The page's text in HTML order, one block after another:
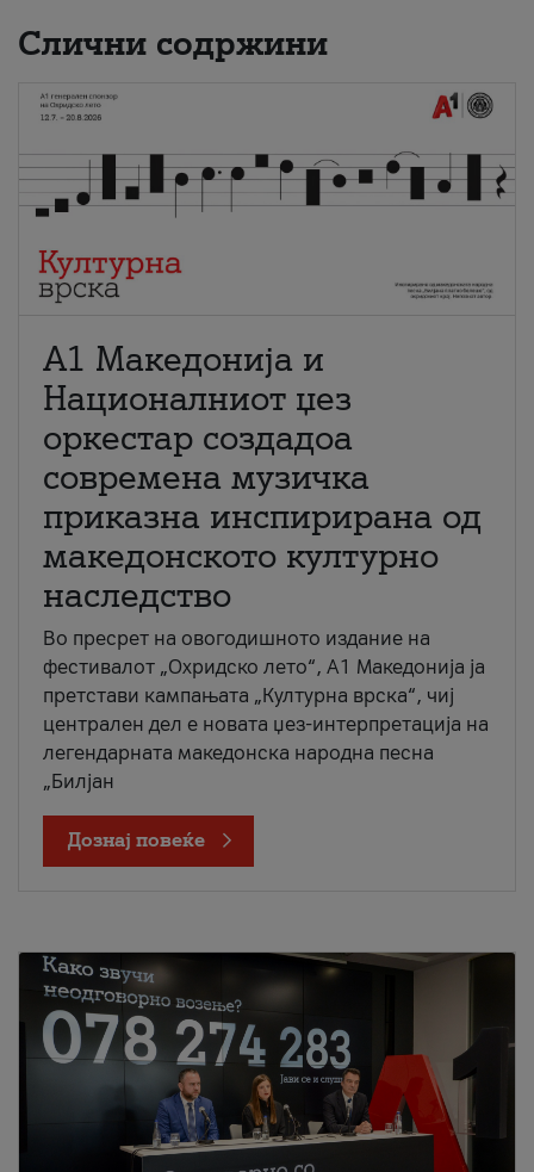
Слични содржини
А1 Македонија и
Националниот џез
оркестар создадоа
современа музичка
приказна инспирирана од
македонското културно
наследство
Во пресрет на овогодишното издание на
фестивалот „Охридско лето“, А1 Македонија ја
претстави кампањата „Културна врска“, чиј
централен дел е новата џез-интерпретација на
легендарната македонска народна песна
„Билјан
Дознај повеќе